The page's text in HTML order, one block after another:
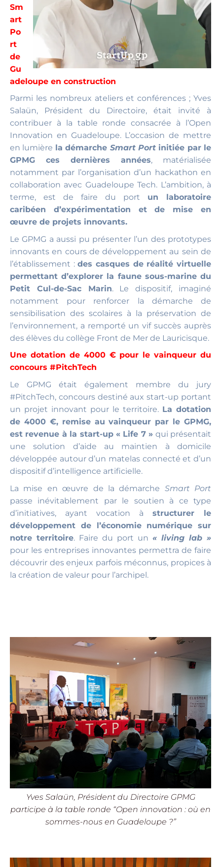
Sm
art
Po
rt
de
Gu
adeloupe en construction
Parmi les nombreux ateliers et conférences ; Yves
Salaün, Président du Directoire, était invité à
contribuer à la table ronde consacrée à l’Open
Innovation en Guadeloupe. L’occasion de mettre
en lumière la démarche Smart Portinitiée par le
GPMG ces dernières années, matérialisée
notamment par l’organisation d’un hackathon en
collaboration avec Guadeloupe Tech. L’ambition, à
terme, est de faire du port un laboratoire
caribéen d’expérimentation et de mise en
œuvre de projets innovants.
Le GPMG a aussi pu présenter l’un des prototypes
innovants en cours de développement au sein de
l’établissement :des casques de réalité virtuelle
permettant d’explorer la faune sous-marine du
Petit Cul-de-Sac Marin. Le dispositif, imaginé
notamment pour renforcer la démarche de
sensibilisation des scolaires à la préservation de
l’environnement, a remporté un vif succès auprès
des élèves du collège Front de Mer de Lauricisque.
Une dotation de 4000 € pour le vainqueur du
concours #PitchTech
Le GPMG était également membre du jury
#PitchTech, concours destiné aux start-up portant
un projet innovant pour le territoire. La dotation
de 4000 €, remise au vainqueur par le GPMG,
est revenue à la start-up « Life 7 » qui présentait
une solution d’aide au maintien à domicile
développée autour d’un matelas connecté et d’un
dispositif d’intelligence artificielle.
La mise en œuvre de la démarche Smart Port
passe inévitablement par le soutien à ce type
d’initiatives, ayant vocation à structurer le
développement de l’économie numérique sur
notre territoire. Faire du port un « living lab »
pour les entreprises innovantes permettra de faire
découvrir des enjeux parfois méconnus, propices à
la création de valeur pour l’archipel.
Yves Salaün, Président du Directoire GPMG
participe à la table ronde “Open innovation : où en
sommes-nous en Guadeloupe ?”